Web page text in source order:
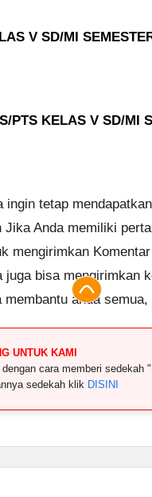
V SD/MI
PTS KELAS V SD/MI
ingin tetap
Anda memiliki
mengirimkan
juga bisa mengirimkan
anda
UNTUK KAMI
cara memberi sedekah
sedekah klik DISINI